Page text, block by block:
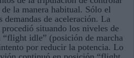
la manera habitual. Sólo el
demandas de aceleración. La
situando los niveles de
“flight idle” (posición de marcha
por reducir la potencia. Lo